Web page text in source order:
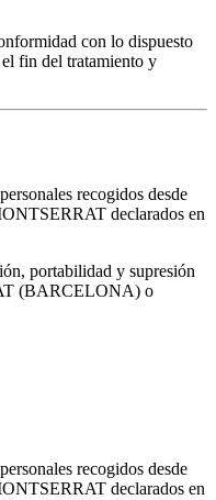
con lo dispuesto
el fin del tratamiento y
recogidos desde
declarados en
portabilidad y supresión
(BARCELONA) o
recogidos desde
declarados en